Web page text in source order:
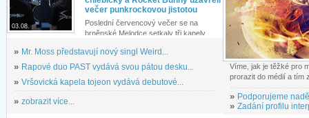
03.08.
večer punkrockovou jistotou
Poslední červencový večer se na
brněnské Melodce setkaly tři kapely...
» Mr. Moss představují nový singl Weird...
» Rapové duo PAST vydává svou pátou desku...
» Vršovická kapela tojeon vydává debutové...
» zobrazit více...
Víme, jak je těžké pro
prorazit do médií a tím
» Podporujeme
» Zadání profilu